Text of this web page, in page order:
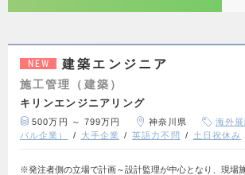
NEW 建築エンジニア
施工管理（建築）
キリンエンジニアリング
500万円 ～ 799万円 神奈川県
海外
バル企業）
大手企業 英語力不問 土日祝休み
※発注者側の立場で計画～設計監理が中心となり、現場